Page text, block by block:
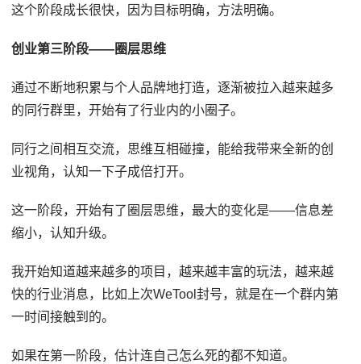
这个阶段成长很快，因为目标明确，方法明确。
创业第三阶段——圈层思维
通过不断地积累与个人品牌地打造，逐渐被拉入越来越多
的同行群里，开始有了行业内的小圈子。
同行之间相互交流，思维互相碰撞，能给我带来全新的创
业视角，认知一下子成倍打开。
这一阶段，开始有了圈层思维，最大的变化是——信息差
缩小，认知升级。
我开始知道越来越多的项目，越来越丰富的玩法，越来越
快的行业消息，比如上次WeTool封号，就是在一个群内第
一时间接触到的。
如果在第一阶段，估计连自己怎么死的都不知道。